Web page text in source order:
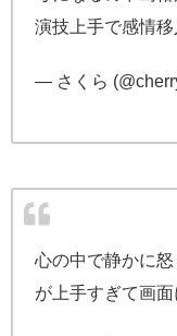
演技上手で感情移
— さくら
心の中で静かに
が上手すぎて画